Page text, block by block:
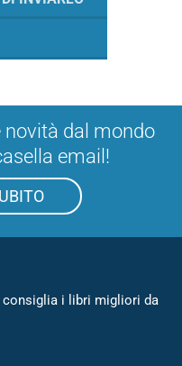
novità dal mondo
email!
i libri migliori da